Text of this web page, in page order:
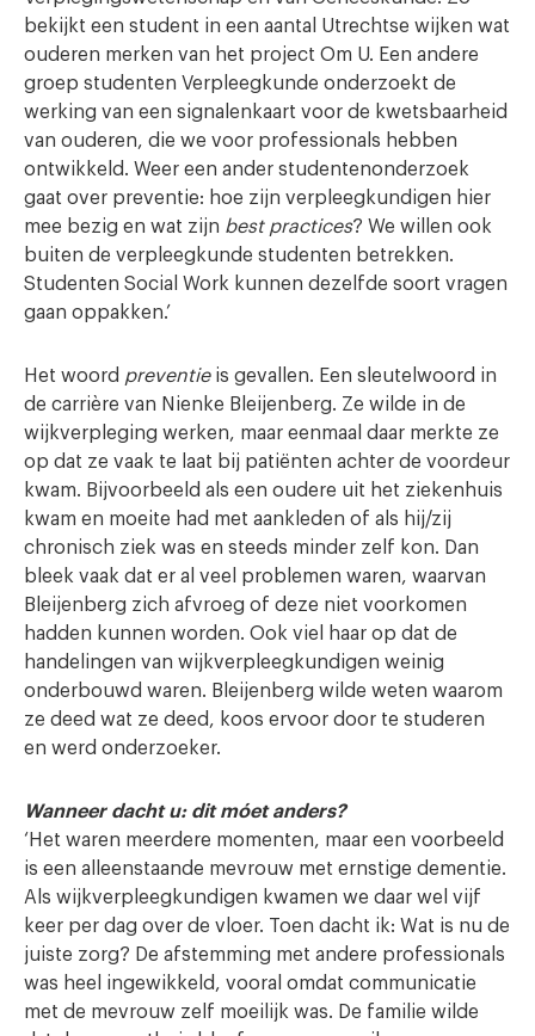
bekijkt een student in een aantal Utrechtse wijken wat
ouderen merken van het project Om U. Een andere
groep studenten Verpleegkunde onderzoekt de
werking van een signalenkaart voor de kwetsbaarheid
van ouderen, die we voor professionals hebben
ontwikkeld. Weer een ander studentenonderzoek
gaat over preventie: hoe zijn verpleegkundigen hier
mee bezig en wat zijn best practices? We willen ook
buiten de verpleegkunde studenten betrekken.
Studenten Social Work kunnen dezelfde soort vragen
gaan oppakken.’
Het woord preventie is gevallen. Een sleutelwoord in
de carrière van Nienke Bleijenberg. Ze wilde in de
wijkverpleging werken, maar eenmaal daar merkte ze
op dat ze vaak te laat bij patiënten achter de voordeur
kwam. Bijvoorbeeld als een oudere uit het ziekenhuis
kwam en moeite had met aankleden of als hij/zij
chronisch ziek was en steeds minder zelf kon. Dan
bleek vaak dat er al veel problemen waren, waarvan
Bleijenberg zich afvroeg of deze niet voorkomen
hadden kunnen worden. Ook viel haar op dat de
handelingen van wijkverpleegkundigen weinig
onderbouwd waren. Bleijenberg wilde weten waarom
ze deed wat ze deed, koos ervoor door te studeren
en werd onderzoeker.
Wanneer dacht u: dit móet anders?
‘Het waren meerdere momenten, maar een voorbeeld
is een alleenstaande mevrouw met ernstige dementie.
Als wijkverpleegkundigen kwamen we daar wel vijf
keer per dag over de vloer. Toen dacht ik: Wat is nu de
juiste zorg? De afstemming met andere professionals
was heel ingewikkeld, vooral omdat communicatie
met de mevrouw zelf moeilijk was. De familie wilde